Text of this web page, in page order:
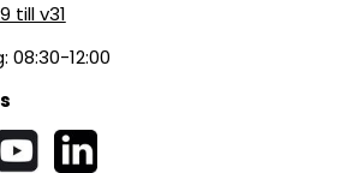
till v31
08:30-12:00